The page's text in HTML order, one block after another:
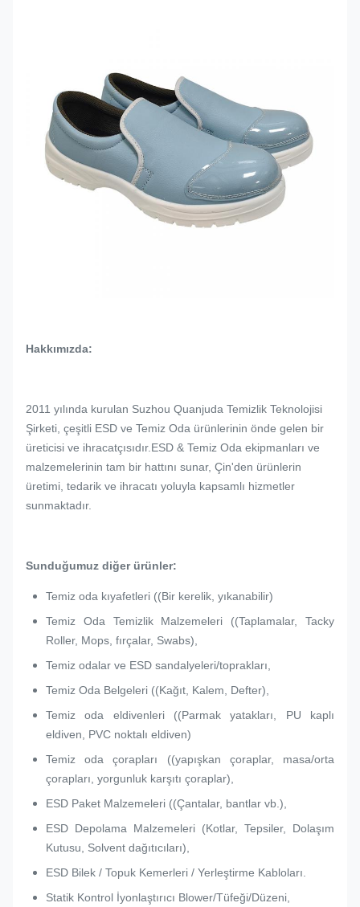
Hakkımızda:
2011 yılında kurulan Suzhou Quanjuda Temizlik Teknolojisi
Şirketi, çeşitli ESD ve Temiz Oda ürünlerinin önde gelen bir
üreticisi ve ihracatçısıdır.ESD & Temiz Oda ekipmanları ve
malzemelerinin tam bir hattını sunar, Çin'den ürünlerin
üretimi, tedarik ve ihracatı yoluyla kapsamlı hizmetler
sunmaktadır.
Sunduğumuz diğer ürünler:
Temiz oda kıyafetleri ((Bir kerelik, yıkanabilir)
Temiz Oda Temizlik Malzemeleri ((Taplamalar, Tacky
Roller, Mops, fırçalar, Swabs),
Temiz odalar ve ESD sandalyeleri/toprakları,
Temiz Oda Belgeleri ((Kağıt, Kalem, Defter),
Temiz oda eldivenleri ((Parmak yatakları, PU kaplı
eldiven, PVC noktalı eldiven)
Temiz oda çorapları ((yapışkan çoraplar, masa/orta
çorapları, yorgunluk karşıtı çoraplar),
ESD Paket Malzemeleri ((Çantalar, bantlar vb.),
ESD Depolama Malzemeleri (Kotlar, Tepsiler, Dolaşım
Kutusu, Solvent dağıtıcıları),
ESD Bilek / Topuk Kemerleri / Yerleştirme Kabloları.
Statik Kontrol İyonlaştırıcı Blower/Tüfeği/Düzeni,